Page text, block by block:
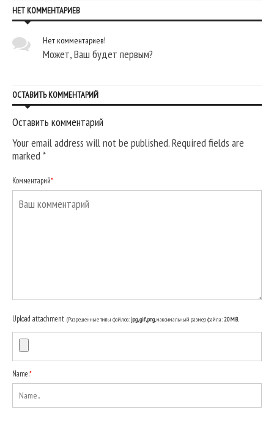
НЕТ КОММЕНТАРИЕВ
Нет комментариев!
Может, Ваш будет первым?
ОСТАВИТЬ КОММЕНТАРИЙ
Оставить комментарий
Your email address will not be published. Required fields are
marked*
Комментарий*
Upload attachment (Разрешенные типы файлов:jpg, gif, png, максимальный размер файла:20MB.
Name:*